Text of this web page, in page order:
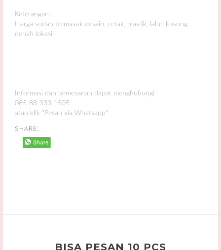
Keterangan :
Harga sudah termasuk desain, cetak, plastik, label kosong,
denah lokasi.
Informasi dan pemesanan dapat menghubungi :
085-88-333-1505
atau klik "Pesan via Whatsapp"
SHARE:
BISA PESAN 10 PCS